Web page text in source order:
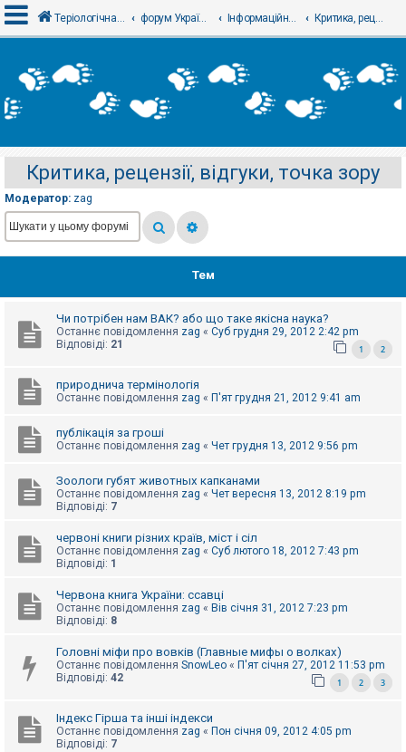
х
і
е
є
с
т
р
а
и
е
д
о
е
А
т
Теріологічна школа форум Українського теріологічного товариства Інформаційний відділ Критика, рецензії, відгуки, точка зору
Критика, рецензії, відгуки, точка зору
Модератор: zag
Тем
Чи потрібен нам ВАК? або що таке якісна наука?
Останнє повідомлення zag « Суб грудня 29, 2012 2:42 pm
Відповіді: 21 1 2
природнича термінологія
Останнє повідомлення zag « П'ят грудня 21, 2012 9:41 am
публікація за гроші
Останнє повідомлення zag « Чет грудня 13, 2012 9:56 pm
Зоологи губят животных капканами
Останнє повідомлення zag « Чет вересня 13, 2012 8:19 pm
Відповіді: 7
червоні книги різних країв, міст і сіл
Останнє повідомлення zag « Суб лютого 18, 2012 7:43 pm
Відповіді: 1
Червона книга України: ссавці
Останнє повідомлення zag « Вів січня 31, 2012 7:23 pm
Відповіді: 8
Головні міфи про вовків (Главные мифы о волках)
Останнє повідомлення SnowLeo « П'ят січня 27, 2012 11:53 pm
Відповіді: 42 1 2 3
Індекс Гірша та інші індекси
Останнє повідомлення zag « Пон січня 09, 2012 4:05 pm
Відповіді: 7